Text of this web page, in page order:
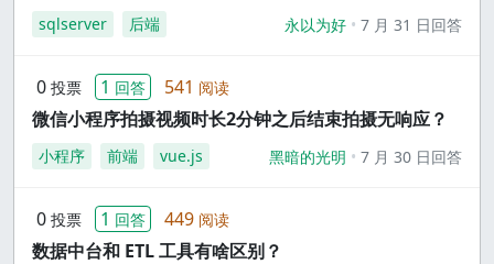
sqlserver 后端 永以为好 7 月 31 日回答
0 投票 1 回答 541 阅读
微信小程序拍摄视频时长2分钟之后结束拍摄无响应？
小程序 前端 vue.js 黑暗的光明 7 月 30 日回答
0 投票 1 回答 449 阅读
数据中台和 ETL 工具有啥区别？